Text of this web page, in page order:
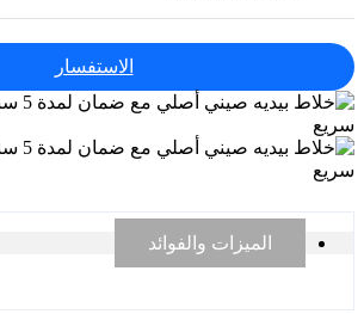
الاستفسار
الميزات والفوائد